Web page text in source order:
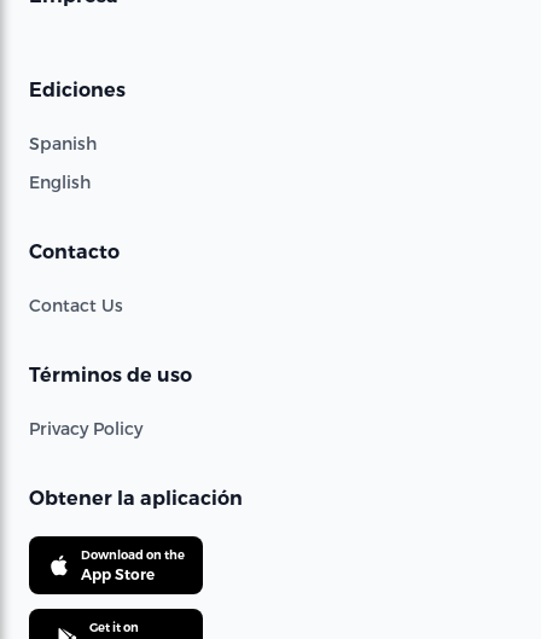
Ediciones
Spanish
English
Contacto
Contact Us
Términos de uso
Privacy Policy
Obtener la aplicación
Download on the
App Store
Get it on